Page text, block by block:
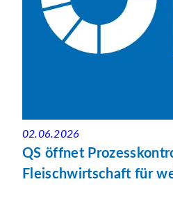
02.06.2026
QS öffnet
Fleischwirtschaft für